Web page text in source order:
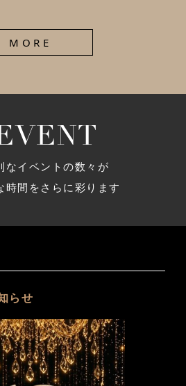
MORE
VENT
なイベントの数々が
時間をさらに彩ります
らせ